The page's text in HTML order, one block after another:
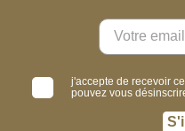
j'accepte de recevoir
pouvez vous